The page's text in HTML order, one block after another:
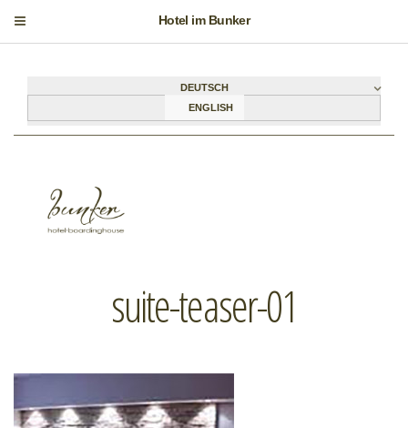
Hotel im Bunker
DEUTSCH
ENGLISH
suite-teaser-01